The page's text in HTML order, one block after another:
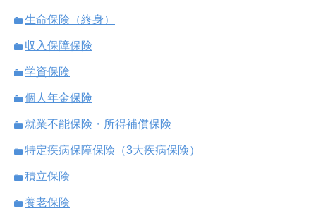
生命保険（終身）
収入保障保険
学資保険
個人年金保険
就業不能保険・所得補償保険
特定疾病保障保険（3大疾病保険）
積立保険
養老保険